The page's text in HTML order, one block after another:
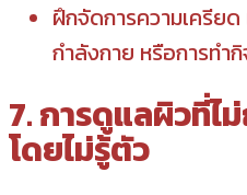
ฝึกจัดการความเครียด
กำลังกาย หรือการทำ
7. การดูแลผิวที่
โดยไม่รู้ตัว